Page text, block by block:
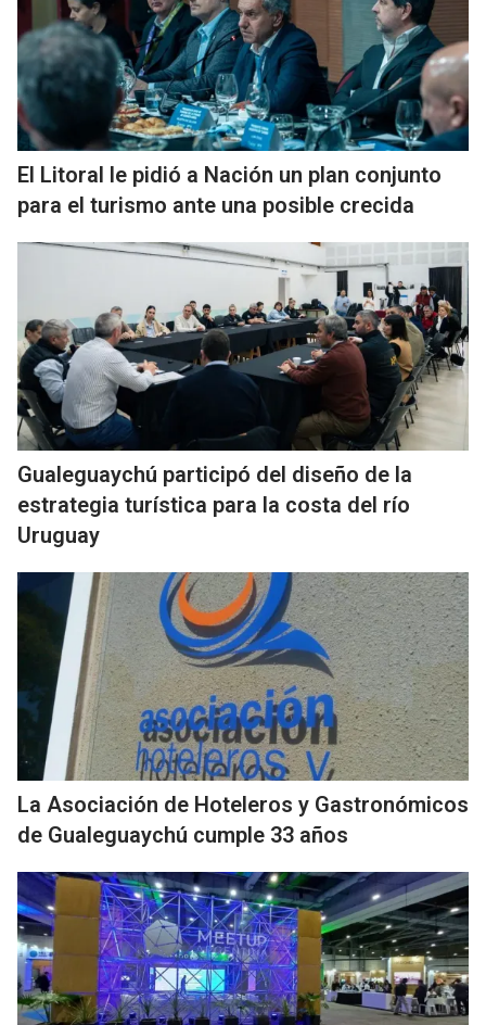
El Litoral le pidió a Nación un plan conjunto
para el turismo ante una posible crecida
Gualeguaychú participó del diseño de la
estrategia turística para la costa del río
Uruguay
La Asociación de Hoteleros y Gastronómicos
de Gualeguaychú cumple 33 años